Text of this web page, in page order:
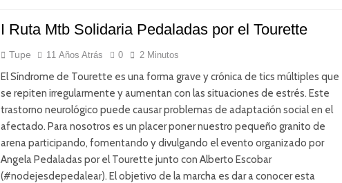
I Ruta Mtb Solidaria Pedaladas por el Tourette
Tupe 11 Años Atrás 0 2 Minutos
El Síndrome de Tourette es una forma grave y crónica de tics múltiples que
se repiten irregularmente y aumentan con las situaciones de estrés. Este
trastorno neurológico puede causar problemas de adaptación social en el
afectado. Para nosotros es un placer poner nuestro pequeño granito de
arena participando, fomentando y divulgando el evento organizado por
Angela Pedaladas por el Tourette junto con Alberto Escobar
(#nodejesdepedalear). El objetivo de la marcha es dar a conocer esta